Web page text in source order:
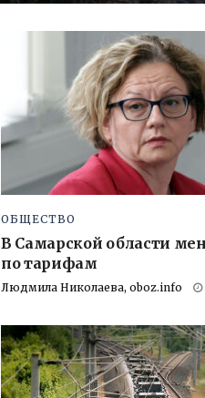
ОБЩЕСТВО
В Самарской области
по тарифам
Людмила Николаева, oboz.info